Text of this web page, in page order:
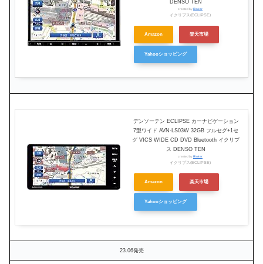
DENSO TEN
created by Rinker
イクリプス(ECLIPSE)
Amazon 楽天市場
Yahooショッピング
デンソーテン ECLIPSE カーナビゲーション
7型ワイド AVN-LS03W 32GB フルセグ+1セ
グ VICS WIDE CD DVD Bluetooth イクリプ
ス DENSO TEN
created by Rinker
イクリプス(ECLIPSE)
Amazon 楽天市場
Yahooショッピング
23.06発売